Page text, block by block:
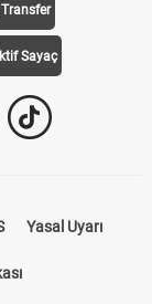
Sayaç
Yasal Uyarı